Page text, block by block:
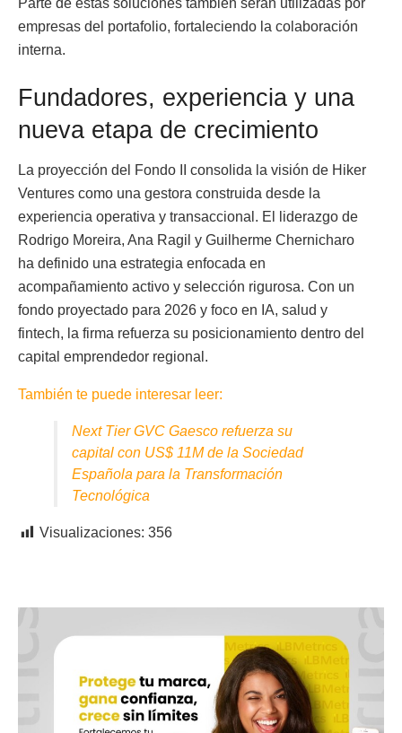
empresas del portafolio, fortaleciendo la colaboración
interna.
Fundadores, experiencia y una
nueva etapa de crecimiento
La proyección del Fondo II consolida la visión de Hiker
Ventures como una gestora construida desde la
experiencia operativa y transaccional. El liderazgo de
Rodrigo Moreira, Ana Ragil y Guilherme Chernicharo
ha definido una estrategia enfocada en
acompañamiento activo y selección rigurosa. Con un
fondo proyectado para 2026 y foco en IA, salud y
fintech, la firma refuerza su posicionamiento dentro del
capital emprendedor regional.
También te puede interesar leer:
Next Tier GVC Gaesco refuerza su
capital con US$ 11M de la Sociedad
Española para la Transformación
Tecnológica
Visualizaciones: 356